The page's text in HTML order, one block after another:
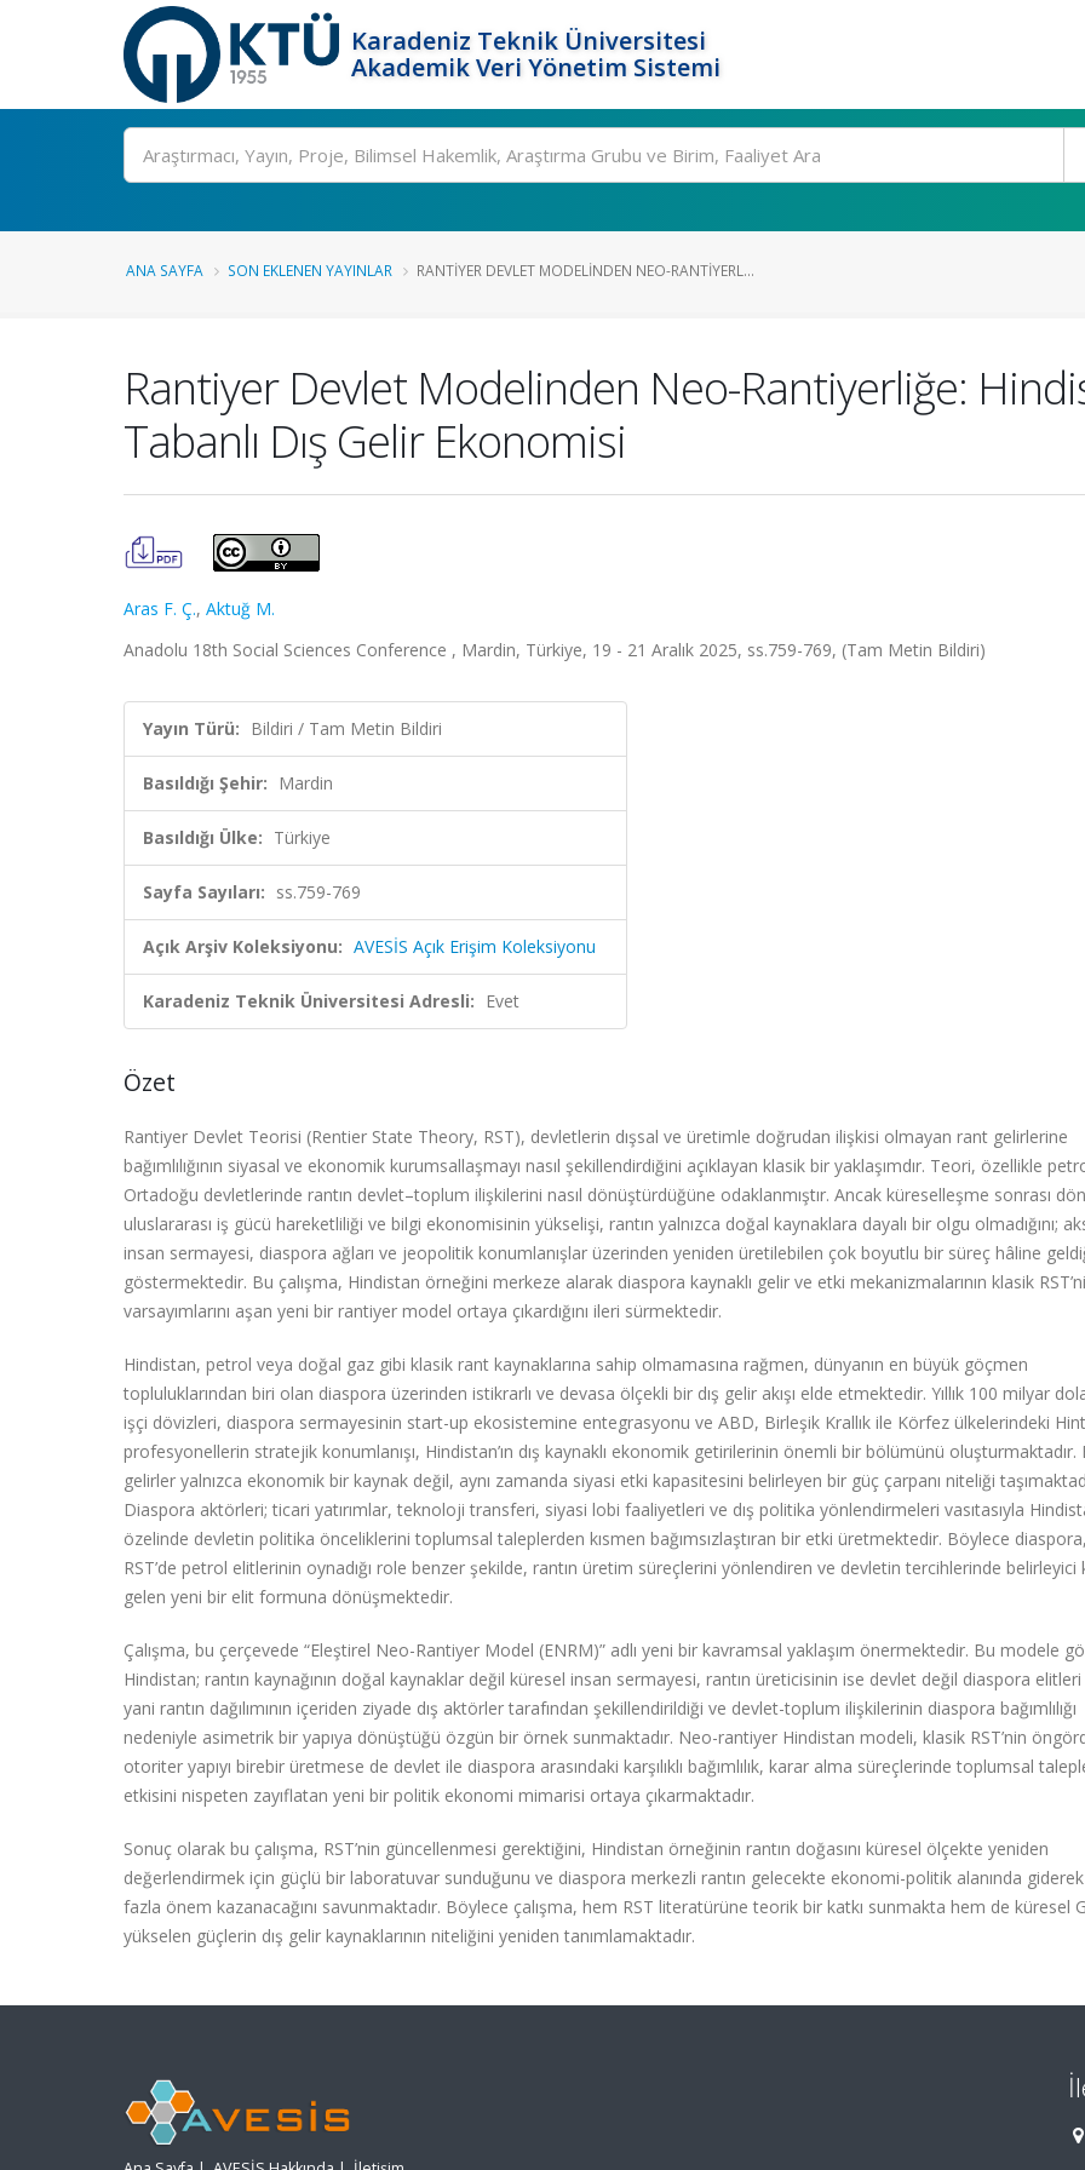
Karadeniz Teknik Üniversitesi
Akademik Veri Yönetim Sistemi
Ara
ANA SAYFA SON EKLENEN YAYINLAR RANTIYER DEVLET MODELINDEN NEO-RANTIYERL...
Rantiyer Devlet Modelinden Neo-Rantiyerliğe:
Tabanlı Dış Gelir Ekonomisi
Aras F. Ç., Aktuğ M.
Anadolu 18th Social Sciences Conference , Mardin, Türkiye, 19 - 21 Aralık 2025, ss.759-769, (Tam Metin Bildiri)
Yayın Türü: Bildiri / Tam Metin Bildiri
Basıldığı Şehir: Mardin
Basıldığı Ülke: Türkiye
Sayfa Sayıları: ss.759-769
Açık Arşiv Koleksiyonu: AVESİS Açık Erişim Koleksiyonu
Karadeniz Teknik Üniversitesi Adresli: Evet
Özet
Rantiyer Devlet Teorisi (Rentier State Theory, RST), devletlerin dışsal ve üretimle doğrudan ilişkisi olmayan rant gelirlerine
bağımlılığının siyasal ve ekonomik kurumsallaşmayı nasıl şekillendirdiğini açıklayan klasik bir yaklaşımdır. Teori, özellikle
Ortadoğu devletlerinde rantın devlet–toplum ilişkilerini nasıl dönüştürdüğüne odaklanmıştır. Ancak küreselleşme sonrası
uluslararası iş gücü hareketliliği ve bilgi ekonomisinin yükselişi, rantın yalnızca doğal kaynaklara dayalı bir olgu olmadığını;
insan sermayesi, diaspora ağları ve jeopolitik konumlanışlar üzerinden yeniden üretilebilen çok boyutlu bir süreç hâline
göstermektedir. Bu çalışma, Hindistan örneğini merkeze alarak diaspora kaynaklı gelir ve etki mekanizmalarının klasik
varsayımlarını aşan yeni bir rantiyer model ortaya çıkardığını ileri sürmektedir.
Hindistan, petrol veya doğal gaz gibi klasik rant kaynaklarına sahip olmamasına rağmen, dünyanın en büyük göçmen
topluluklarından biri olan diaspora üzerinden istikrarlı ve devasa ölçekli bir dış gelir akışı elde etmektedir. Yıllık 100 milyar
işçi dövizleri, diaspora sermayesinin start-up ekosistemine entegrasyonu ve ABD, Birleşik Krallık ile Körfez ülkelerindeki
profesyonellerin stratejik konumlanışı, Hindistan’ın dış kaynaklı ekonomik getirilerinin önemli bir bölümünü oluşturmaktadır.
gelirler yalnızca ekonomik bir kaynak değil, aynı zamanda siyasi etki kapasitesini belirleyen bir güç çarpanı niteliği
Diaspora aktörleri; ticari yatırımlar, teknoloji transferi, siyasi lobi faaliyetleri ve dış politika yönlendirmeleri vasıtasıyla
özelinde devletin politika önceliklerini toplumsal taleplerden kısmen bağımsızlaştıran bir etki üretmektedir. Böylece
RST’de petrol elitlerinin oynadığı role benzer şekilde, rantın üretim süreçlerini yönlendiren ve devletin tercihlerinde belirleyici
gelen yeni bir elit formuna dönüşmektedir.
Çalışma, bu çerçevede “Eleştirel Neo-Rantiyer Model (ENRM)” adlı yeni bir kavramsal yaklaşım önermektedir. Bu modele
Hindistan; rantın kaynağının doğal kaynaklar değil küresel insan sermayesi, rantın üreticisinin ise devlet değil diaspora
yani rantın dağılımının içeriden ziyade dış aktörler tarafından şekillendirildiği ve devlet-toplum ilişkilerinin diaspora bağımlılığı
nedeniyle asimetrik bir yapıya dönüştüğü özgün bir örnek sunmaktadır. Neo-rantiyer Hindistan modeli, klasik RST’nin
otoriter yapıyı birebir üretmese de devlet ile diaspora arasındaki karşılıklı bağımlılık, karar alma süreçlerinde toplumsal
etkisini nispeten zayıflatan yeni bir politik ekonomi mimarisi ortaya çıkarmaktadır.
Sonuç olarak bu çalışma, RST’nin güncellenmesi gerektiğini, Hindistan örneğinin rantın doğasını küresel ölçekte yeniden
değerlendirmek için güçlü bir laboratuvar sunduğunu ve diaspora merkezli rantın gelecekte ekonomi-politik alanında
fazla önem kazanacağını savunmaktadır. Böylece çalışma, hem RST literatürüne teorik bir katkı sunmakta hem de küresel
yükselen güçlerin dış gelir kaynaklarının niteliğini yeniden tanımlamaktadır.